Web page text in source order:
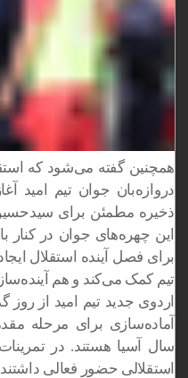
همچنین گفته می‌شود که
دروازه‌بان جوان تیم امید
ذخیره مطمئن برای
این چهره‌های جوان در کنار
برای فصل آینده استقلال
تیم کمک می‌کند و هم آینده‌ساز
اردوی جدید تیم امید از روز
سال آسیا هستند. در تمرینات
استقلالی حضور فعالی داشتند